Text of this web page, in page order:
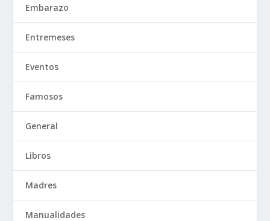
Embarazo
Entremeses
Eventos
Famosos
General
Libros
Madres
Manualidades